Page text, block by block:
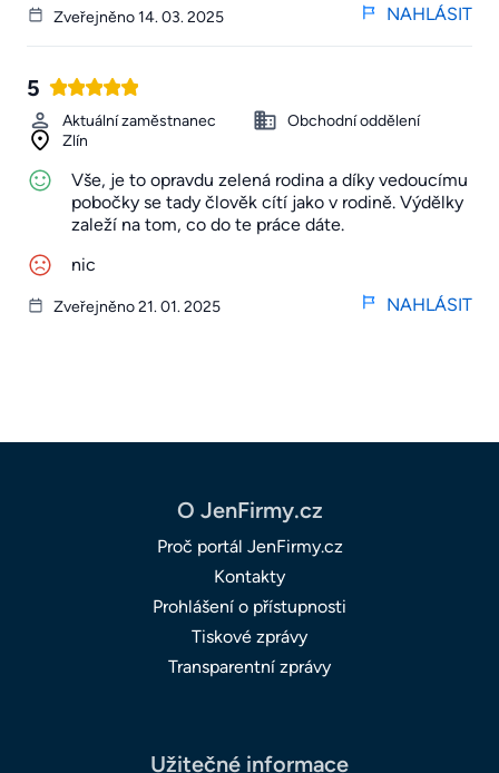
Zveřejněno 14. 03. 2025 NAHLÁSIT
5
Aktuální zaměstnanec
Obchodní oddělení
Zlín
Vše, je to opravdu zelená rodina a díky vedoucímu
pobočky se tady člověk cítí jako v rodině. Výdělky
zaleží na tom, co do te práce dáte.
nic
Zveřejněno 21. 01. 2025 NAHLÁSIT
O JenFirmy.cz
Proč portál JenFirmy.cz
Kontakty
Prohlášení o přístupnosti
Tiskové zprávy
Transparentní zprávy
Užitečné informace